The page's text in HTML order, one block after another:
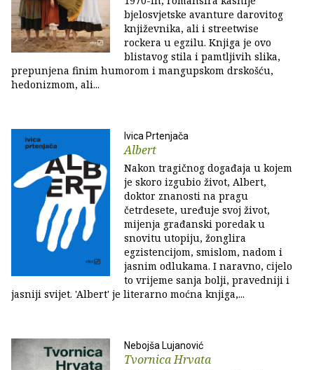
bjelosvjetske avanture darovitog
književnika, ali i streetwise
rockera u egzilu. Knjiga je ovo
blistavog stila i pamtljivih slika,
prepunjena finim humorom i mangupskom drskošću,
hedonizmom, ali...
Ivica Prtenjača
Albert
Nakon tragičnog događaja u kojem
je skoro izgubio život, Albert,
doktor znanosti na pragu
četrdesete, uređuje svoj život,
mijenja građanski poredak u
snovitu utopiju, žonglira
egzistencijom, smislom, nadom i
jasnim odlukama. I naravno, cijelo
to vrijeme sanja bolji, pravedniji i
jasniji svijet. 'Albert' je literarno moćna knjiga,...
Nebojša Lujanović
Tvornica Hrvata